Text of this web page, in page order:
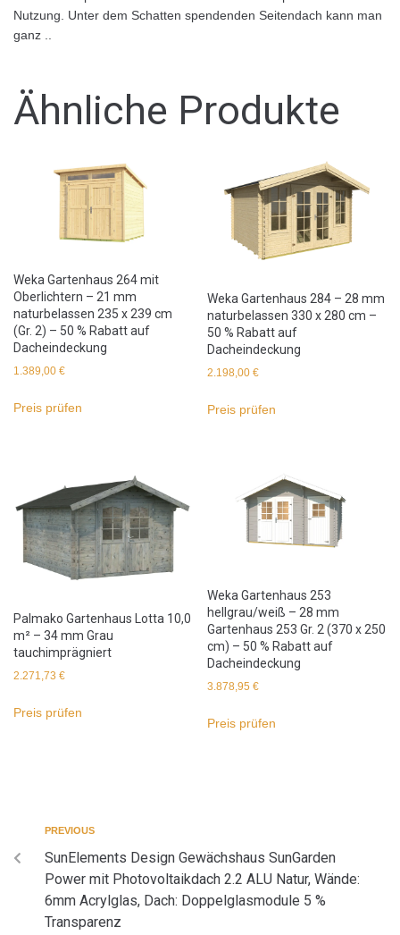
Nutzung. Unter dem Schatten spendenden Seitendach kann man
ganz ..
Ähnliche Produkte
Weka Gartenhaus 264 mit
Oberlichtern – 21 mm
naturbelassen 235 x 239 cm
(Gr. 2) – 50 % Rabatt auf
Dacheindeckung
1.389,00 €
Preis prüfen
Weka Gartenhaus 284 – 28 mm
naturbelassen 330 x 280 cm –
50 % Rabatt auf
Dacheindeckung
2.198,00€
Preis prüfen
Palmako Gartenhaus Lotta 10,0
m² – 34 mm Grau
tauchimprägniert
2.271,73 €
Preis prüfen
Weka Gartenhaus 253
hellgrau/weiß – 28 mm
Gartenhaus 253 Gr. 2 (370 x 250
cm) – 50 % Rabatt auf
Dacheindeckung
3.878,95€
Preis prüfen
PREVIOUS
SunElements Design Gewächshaus SunGarden
Power mit Photovoltaikdach 2.2 ALU Natur, Wände:
6mm Acrylglas, Dach: Doppelglasmodule 5 %
Transparenz